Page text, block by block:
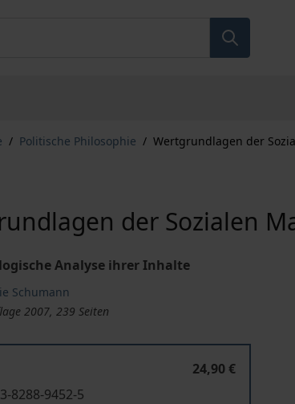
/ Politische Philosophie / Wertgrundlagen der
der Sozialen
Analyse ihrer Inhalte
Schumann
2007, 239 Seiten
24,90 €
8288-9452-5